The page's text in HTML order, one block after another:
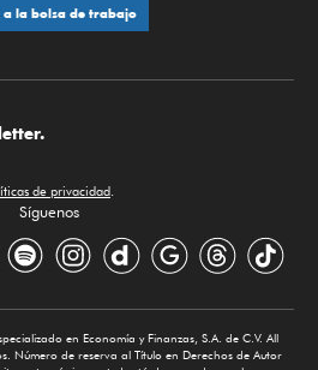
a la bolsa de trabajo
de privacidad.
Síguenos
en Economía y Finanzas, S.A. de C.V. All
Número de reserva al Título en Derechos de Autor